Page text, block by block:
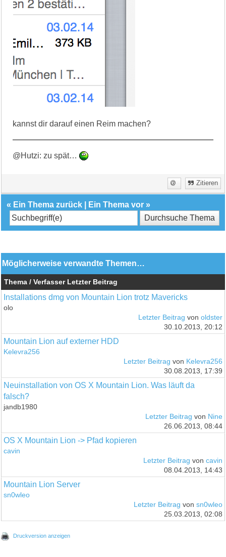
kannst dir darauf einen Reim machen?
@Hutzi: zu spät…
Zitieren
« Ein Thema zurück Ein Thema vor »
Möglicherweise verwandte Themen…
Thema / Verfasser Letzter Beitrag
Installations dmg von Mountain Lion trotz Mavericks
olo
Letzter Beitrag von oldster
30.10.2013, 20:12
Mountain Lion auf externer HDD
Kelevra256
Letzter Beitrag von Kelevra256
30.08.2013, 17:39
Neuinstallation von OS X Mountain Lion. Was läuft da
falsch?
jandb1980
Letzter Beitrag von Nine
26.06.2013, 08:44
OS X Mountain Lion -> Pfad kopieren
cavin
Letzter Beitrag von cavin
08.04.2013, 14:43
Mountain Lion Server
sn0wleo
Letzter Beitrag von sn0wleo
25.03.2013, 02:08
Druckversion anzeigen